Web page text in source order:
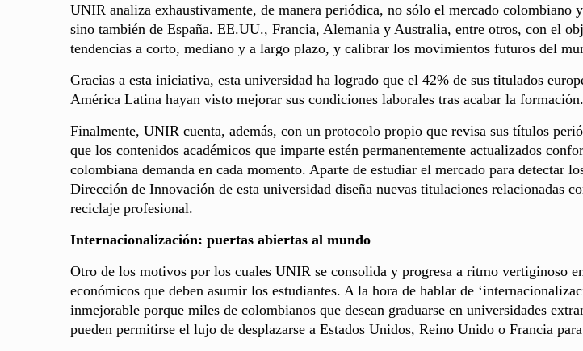
UNIR analiza exhaustivamente, de manera periódica, no sólo el mercado colombiano
sino también de España. EE.UU., Francia, Alemania y Australia, entre otros, con el
tendencias a corto, mediano y a largo plazo, y calibrar los movimientos futuros del
Gracias a esta iniciativa, esta universidad ha logrado que el 42% de sus titulados
América Latina hayan visto mejorar sus condiciones laborales tras acabar la formación.
Finalmente, UNIR cuenta, además, con un protocolo propio que revisa sus títulos
que los contenidos académicos que imparte estén permanentemente actualizados
colombiana demanda en cada momento. Aparte de estudiar el mercado para detectar
Dirección de Innovación de esta universidad diseña nuevas titulaciones relacionadas
reciclaje profesional.
Internacionalización: puertas abiertas al mundo
Otro de los motivos por los cuales UNIR se consolida y progresa a ritmo vertiginoso
económicos que deben asumir los estudiantes. A la hora de hablar de
inmejorable porque miles de colombianos que desean graduarse en universidades
pueden permitirse el lujo de desplazarse a Estados Unidos, Reino Unido o Francia